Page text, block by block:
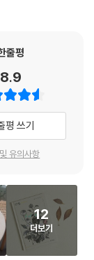
공장에서 열 시간
체는, ‘적어’이자
인 「비밀 노트」를
의 고독」을 완성
르와 쇠유, 그리고
으로 큰 성공을 거
목으로 소개되어 스
곡 작품을 출간하
상, 2005년 실러
등을 수상한다. 2
줄평
8.9
평 쓰기
유의사항
12
더보기